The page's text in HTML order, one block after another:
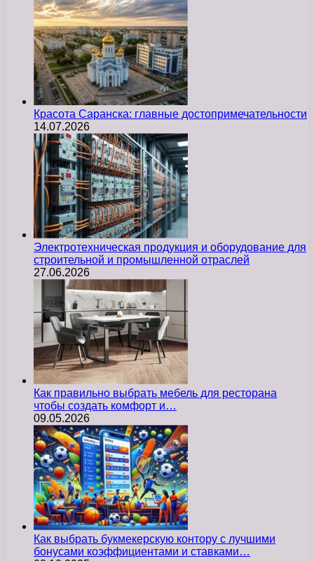
Красота Саранска: главные достопримечательности
14.07.2026
Электротехническая продукция и оборудование для
строительной и промышленной отраслей
27.06.2026
Как правильно выбрать мебель для ресторана
чтобы создать комфорт и…
09.05.2026
Как выбрать букмекерскую контору с лучшими
бонусами коэффициентами и ставками…